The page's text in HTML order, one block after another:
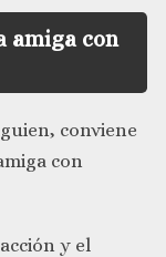
amiga con
conviene
con
y el